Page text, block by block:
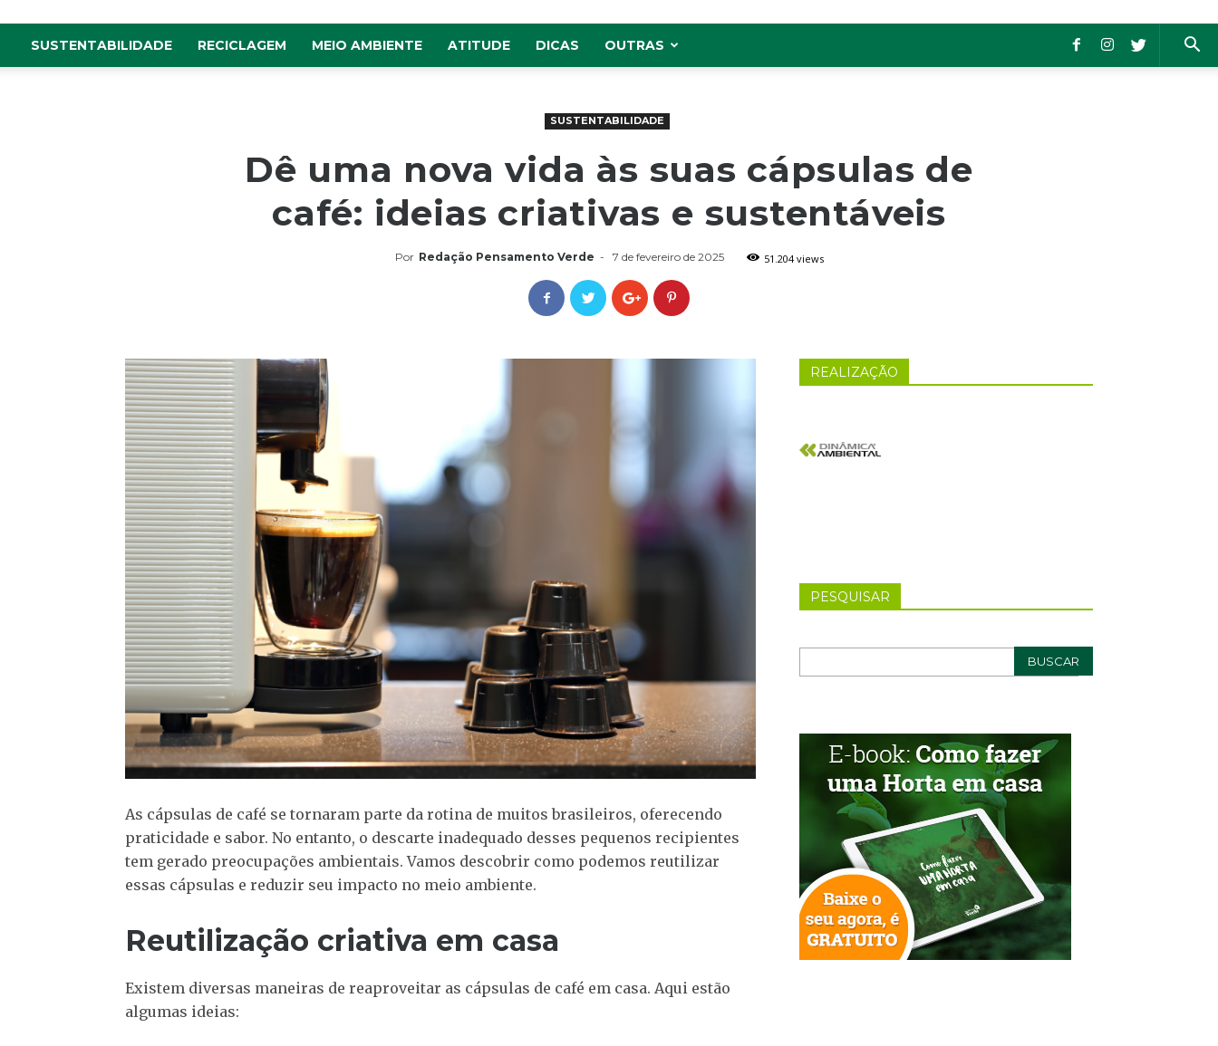
SUSTENTABILIDADE RECICLAGEM MEIO AMBIENTE ATITUDE DICAS OUTRAS
SUSTENTABILIDADE
Dê uma nova vida às suas cápsulas de
café: ideias criativas e sustentáveis
Por Redação Pensamento Verde - 7 de fevereiro de 2025 51.204 views
As cápsulas de café se tornaram parte da rotina de muitos brasileiros, oferecendo
praticidade e sabor. No entanto, o descarte inadequado desses pequenos recipientes
tem gerado preocupações ambientais. Vamos descobrir como podemos reutilizar
essas cápsulas e reduzir seu impacto no meio ambiente.
Reutilização criativa em casa
Existem diversas maneiras de reaproveitar as cápsulas de café em casa. Aqui estão
algumas ideias:
REALIZAÇÃO
PESQUISAR